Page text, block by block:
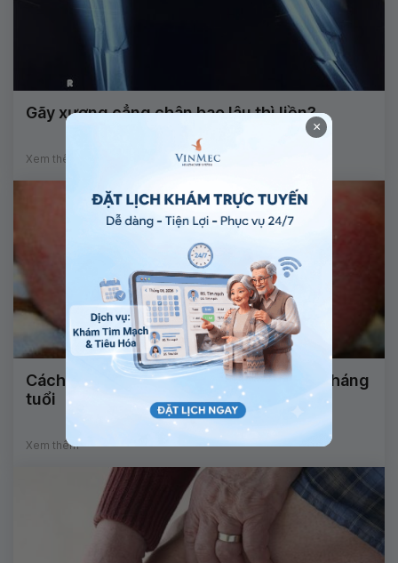
Gãy xương cẳng chân bao lâu thì liền?
Xem thêm
Cách điều trị bệnh viêm da cơ địa trẻ 3 tháng
tuổi
Xem thêm
×